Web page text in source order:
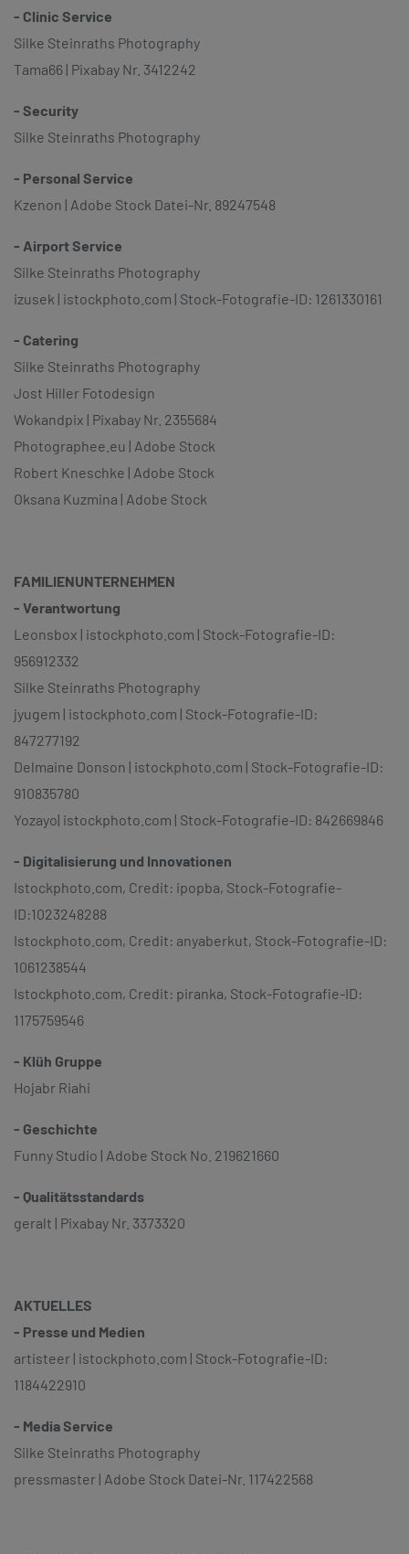
- Clinic Service
Silke Steinraths Photography
Tama66 | Pixabay Nr. 3412242
- Security
Silke Steinraths Photography
- Personal Service
Kzenon | Adobe Stock Datei-Nr. 89247548
- Airport Service
Silke Steinraths Photography
izusek | istockphoto.com | Stock-Fotografie-ID: 1261330161
- Catering
Silke Steinraths Photography
Jost Hiller Fotodesign
Wokandpix | Pixabay Nr. 2355684
Photographee.eu | Adobe Stock
Robert Kneschke | Adobe Stock
Oksana Kuzmina | Adobe Stock
FAMILIENUNTERNEHMEN
- Verantwortung
Leonsbox | istockphoto.com | Stock-Fotografie-ID:
956912332
Silke Steinraths Photography
jyugem | istockphoto.com | Stock-Fotografie-ID:
847277192
Delmaine Donson | istockphoto.com | Stock-Fotografie-ID:
910835780
Yozayo| istockphoto.com | Stock-Fotografie-ID: 842669846
- Digitalisierung und Innovationen
Istockphoto.com, Credit: ipopba, Stock-Fotografie-
ID:1023248288
Istockphoto.com, Credit: anyaberkut, Stock-Fotografie-ID:
1061238544
Istockphoto.com, Credit: piranka, Stock-Fotografie-ID:
1175759546
- Klüh Gruppe
Hojabr Riahi
- Geschichte
Funny Studio | Adobe Stock No. 219621660
- Qualitätsstandards
geralt | Pixabay Nr. 3373320
AKTUELLES
- Presse und Medien
artisteer | istockphoto.com | Stock-Fotografie-ID:
1184422910
- Media Service
Silke Steinraths Photography
pressmaster | Adobe Stock Datei-Nr. 117422568